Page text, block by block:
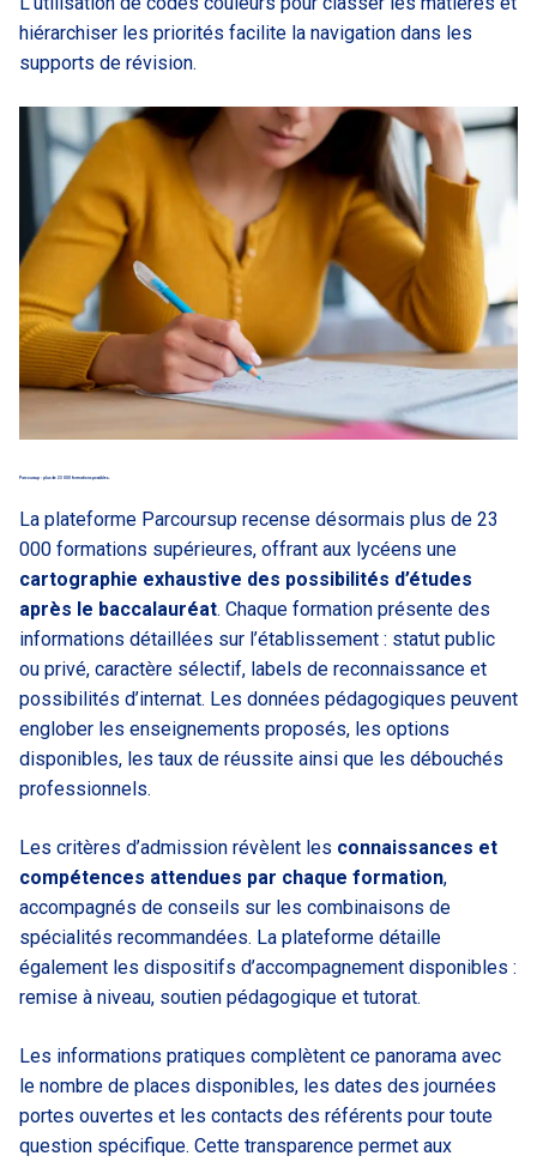
hiérarchiser les priorités facilite la navigation dans les
supports de révision.
Parcoursup : plus de 23 000 formations possibles..
La plateforme Parcoursup recense désormais plus de 23
000 formations supérieures, offrant aux lycéens une
cartographie exhaustive des possibilités d’études
après le baccalauréat. Chaque formation présente des
informations détaillées sur l’établissement : statut public
ou privé, caractère sélectif, labels de reconnaissance et
possibilités d’internat. Les données pédagogiques peuvent
englober les enseignements proposés, les options
disponibles, les taux de réussite ainsi que les débouchés
professionnels.
Les critères d’admission révèlent les connaissances et
compétences attendues par chaque formation,
accompagnés de conseils sur les combinaisons de
spécialités recommandées. La plateforme détaille
également les dispositifs d’accompagnement disponibles :
remise à niveau, soutien pédagogique et tutorat.
Les informations pratiques complètent ce panorama avec
le nombre de places disponibles, les dates des journées
portes ouvertes et les contacts des référents pour toute
question spécifique. Cette transparence permet aux